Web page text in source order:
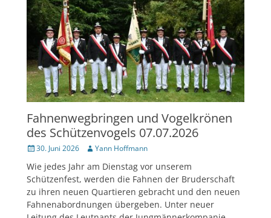
Fahnenwegbringen und Vogelkrönen
des Schützenvogels 07.07.2026
Veröffentlicht
30. Juni 2026 Author
Yann Hoffmann
Wie jedes Jahr am Dienstag vor unserem
Schützenfest, werden die Fahnen der Bruderschaft
zu ihren neuen Quartieren gebracht und den neuen
Fahnenabordnungen übergeben. Unter neuer